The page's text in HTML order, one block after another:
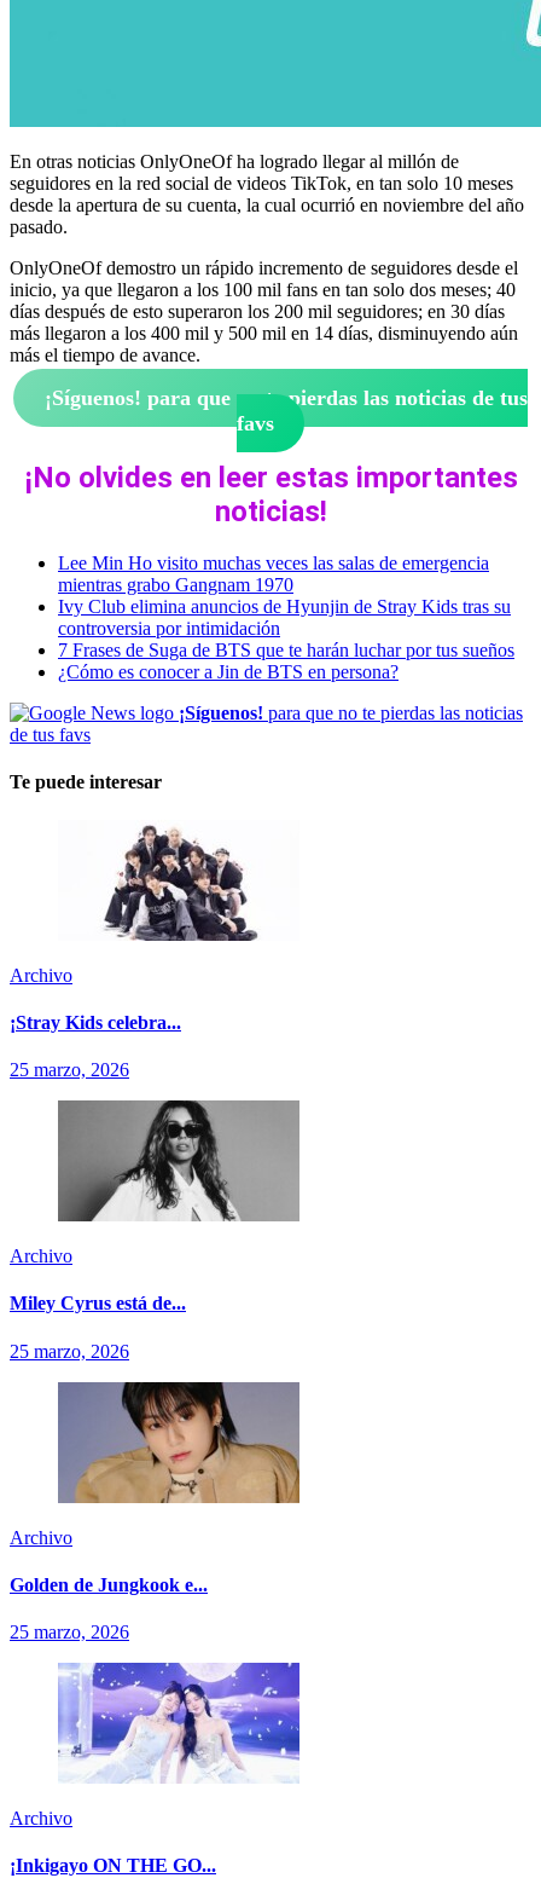
En otras noticias OnlyOneOf ha logrado llegar al millón de
seguidores en la red social de videos TikTok, en tan solo 10 meses
desde la apertura de su cuenta, la cual ocurrió en noviembre del año
pasado.
OnlyOneOf demostro un rápido incremento de seguidores desde el
inicio, ya que llegaron a los 100 mil fans en tan solo dos meses; 40
días después de esto superaron los 200 mil seguidores; en 30 días
más llegaron a los 400 mil y 500 mil en 14 días, disminuyendo aún
más el tiempo de avance.
¡Síguenos! para que no te pierdas las noticias de tus
favs
¡No olvides en leer estas importantes
noticias!
Lee Min Ho visito muchas veces las salas de emergencia
mientras grabo Gangnam 1970
Ivy Club elimina anuncios de Hyunjin de Stray Kids tras su
controversia por intimidación
7 Frases de Suga de BTS que te harán luchar por tus sueños
¿Cómo es conocer a Jin de BTS en persona?
¡Síguenos! para que no te pierdas las noticias
de tus favs
Te puede interesar
Archivo
¡Stray Kids celebra...
25 marzo, 2026
Archivo
Miley Cyrus está de...
25 marzo, 2026
Archivo
Golden de Jungkook e...
25 marzo, 2026
Archivo
¡Inkigayo ON THE GO...